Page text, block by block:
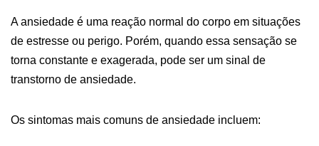
A ansiedade é uma reação normal do corpo em situações
de estresse ou perigo. Porém, quando essa sensação se
torna constante e exagerada, pode ser um sinal de
transtorno de ansiedade.
Os sintomas mais comuns de ansiedade incluem: